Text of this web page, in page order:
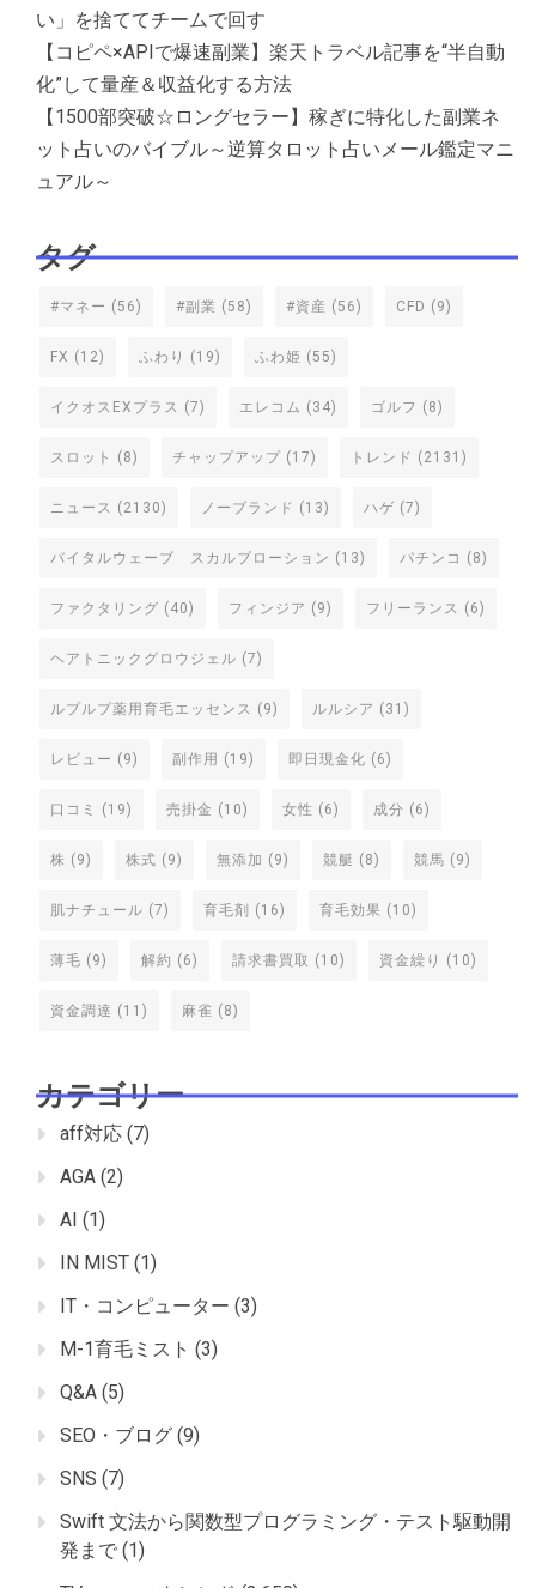
い」を捨ててチームで回す
【コピペ×APIで爆速副業】楽天トラベル記事を“半自動
化”して量産＆収益化する方法
【1500部突破☆ロングセラー】稼ぎに特化した副業ネ
ット占いのバイブル～逆算タロット占いメール鑑定マニ
ュアル～
タグ
#マネー (56) #副業 (58) #資産 (56) CFD (9)
FX (12) ふわり (19) ふわ姫 (55)
イクオスEXプラス (7) エレコム (34) ゴルフ (8)
スロット (8) チャップアップ (17) トレンド (2131)
ニュース (2130) ノーブランド (13) ハゲ (7)
バイタルウェーブ スカルプローション (13) パチンコ (8)
ファクタリング (40) フィンジア (9) フリーランス (6)
ヘアトニックグロウジェル (7)
ルプルプ薬用育毛エッセンス (9) ルルシア (31)
レビュー (9) 副作用 (19) 即日現金化 (6)
口コミ (19) 売掛金 (10) 女性 (6) 成分 (6)
株 (9) 株式 (9) 無添加 (9) 競艇 (8) 競馬 (9)
肌ナチュール (7) 育毛剤 (16) 育毛効果 (10)
薄毛 (9) 解約 (6) 請求書買取 (10) 資金繰り (10)
資金調達 (11) 麻雀 (8)
カテゴリー
aff対応 (7)
AGA (2)
AI (1)
IN MIST (1)
IT・コンピューター (3)
M-1育毛ミスト (3)
Q&A (5)
SEO・ブログ (9)
SNS (7)
Swift 文法から関数型プログラミング・テスト駆動開
発まで (1)